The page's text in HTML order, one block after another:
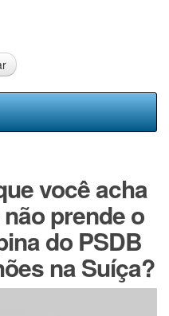
você acha
prende o
do PSDB
na Suíça?